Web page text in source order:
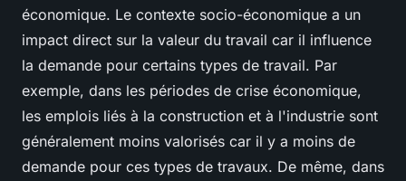
économique. Le contexte socio-économique a un
impact direct sur la valeur du travail car il influence
la demande pour certains types de travail. Par
exemple, dans les périodes de crise économique,
les emplois liés à la construction et à l'industrie sont
généralement moins valorisés car il y a moins de
demande pour ces types de travaux. De même, dans